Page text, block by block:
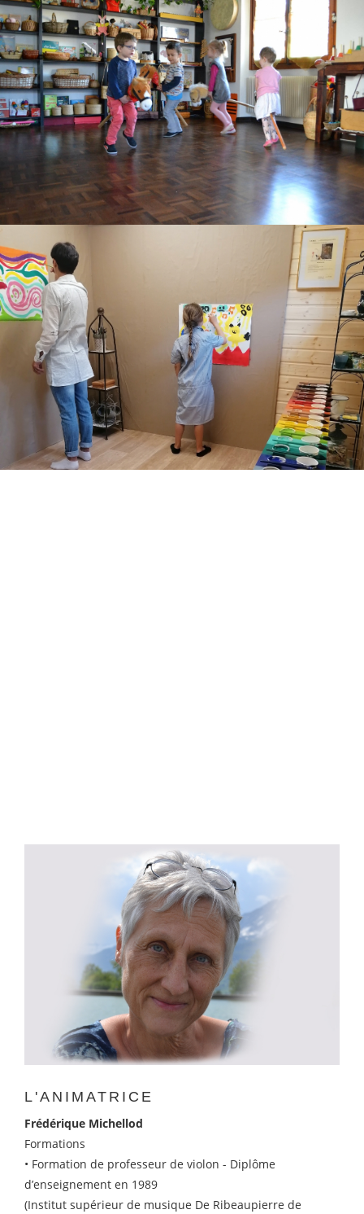
L'ANIMATRICE
Frédérique Michellod
Formations
• Formation de professeur de violon - Diplôme
d’enseignement en 1989
(Institut supérieur de musique De Ribeaupierre de